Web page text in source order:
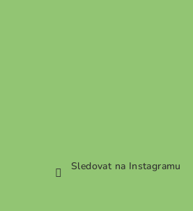
Sledovat na Instagramu